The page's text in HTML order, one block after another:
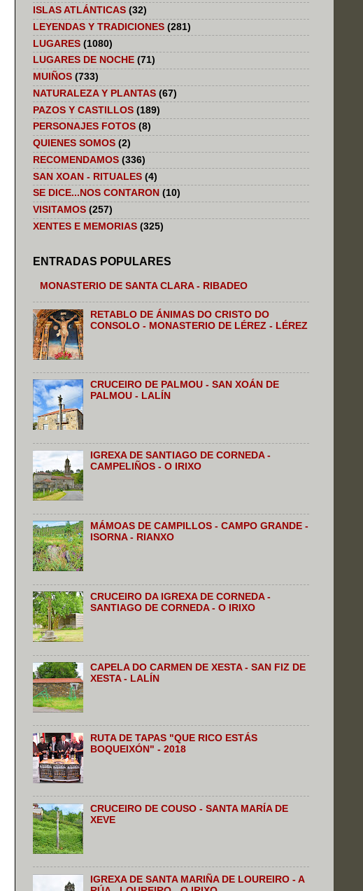
ISLAS ATLÁNTICAS (32)
LEYENDAS Y TRADICIONES (281)
LUGARES (1080)
LUGARES DE NOCHE (71)
MUIÑOS (733)
NATURALEZA Y PLANTAS (67)
PAZOS Y CASTILLOS (189)
PERSONAJES FOTOS (8)
QUIENES SOMOS (2)
RECOMENDAMOS (336)
SAN XOAN - RITUALES (4)
SE DICE...NOS CONTARON (10)
VISITAMOS (257)
XENTES E MEMORIAS (325)
ENTRADAS POPULARES
MONASTERIO DE SANTA CLARA - RIBADEO
RETABLO DE ÁNIMAS DO CRISTO DO
CONSOLO - MONASTERIO DE LÉREZ - LÉREZ
CRUCEIRO DE PALMOU - SAN XOÁN DE
PALMOU - LALÍN
IGREXA DE SANTIAGO DE CORNEDA -
CAMPELIÑOS - O IRIXO
MÁMOAS DE CAMPILLOS - CAMPO GRANDE -
ISORNA - RIANXO
CRUCEIRO DA IGREXA DE CORNEDA -
SANTIAGO DE CORNEDA - O IRIXO
CAPELA DO CARMEN DE XESTA - SAN FIZ DE
XESTA - LALÍN
RUTA DE TAPAS "QUE RICO ESTÁS
BOQUEIXÓN" - 2018
CRUCEIRO DE COUSO - SANTA MARÍA DE
XEVE
IGREXA DE SANTA MARIÑA DE LOUREIRO - A